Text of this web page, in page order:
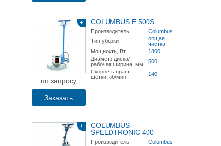
+
по запросу
Заказать
COLUMBUS E 500S
Производитель
Columbus
Тип уборки
общая
чистка
Мощность, Вт
1800
Диаметр диска/
рабочая ширина, мм
500
Скорость вращ.
щетки, об/мин
140
+
COLUMBUS
SPEEDTRONIC 400
Производитель
Columbus